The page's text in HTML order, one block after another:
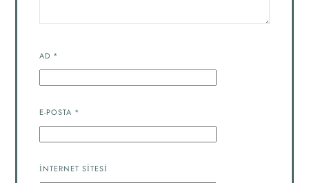
AD *
E-POSTA *
İNTERNET SITESI